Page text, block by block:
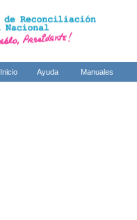
Inicio Ayuda Manuales